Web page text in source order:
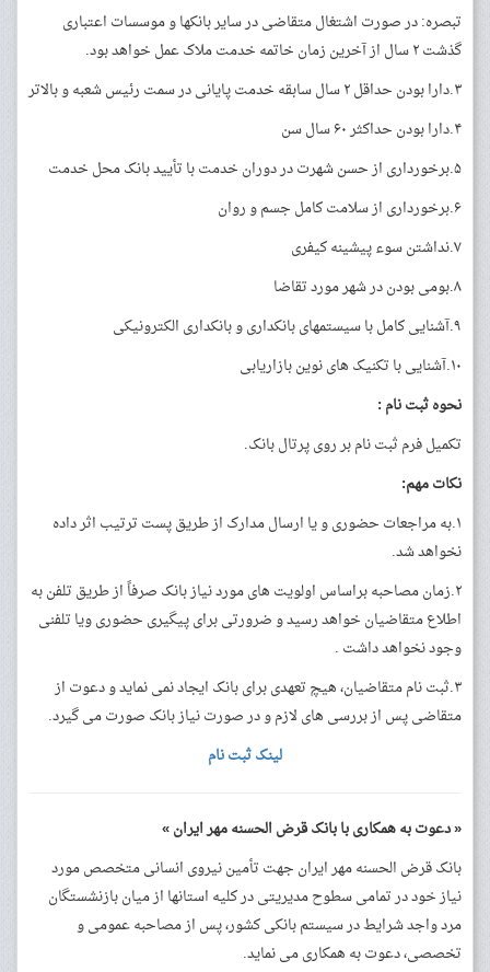
تبصره: در صورت اشتغال متقاضی در سایر بانکها و موسسات اعتباری
گذشت ۲ سال از آخرین زمان خاتمه خدمت ملاک عمل خواهد بود.
۳.دارا بودن حداقل ۲ سال سابقه خدمت پایانی در سمت رئیس شعبه و بالاتر
۴.دارا بودن حداکثر ۶۰ سال سن
۵.برخورداری از حسن شهرت در دوران خدمت با تأیید بانک محل خدمت
۶.برخورداری از سلامت کامل جسم و روان
۷.نداشتن سوء پیشینه کیفری
۸.بومی بودن در شهر مورد تقاضا
۹.آشنایی کامل با سیستمهای بانکداری و بانکداری الکترونیکی
۱۰.آشنایی با تکنیک های نوین بازاریابی
نحوه ثبت نام :
تکمیل فرم ثبت نام بر روی پرتال بانک.
نکات مهم:
۱.به مراجعات حضوری و یا ارسال مدارک از طریق پست ترتیب اثر داده
نخواهد شد.
۲.زمان مصاحبه براساس اولویت های مورد نیاز بانک صرفاً از طریق تلفن به
اطلاع متقاضیان خواهد رسید و ضرورتی برای پیگیری حضوری ویا تلفنی
وجود نخواهد داشت .
۳.ثبت نام متقاضیان، هیچ تعهدی برای بانک ایجاد نمی نماید و دعوت از
متقاضی پس از بررسی های لازم و در صورت نیاز بانک صورت می گیرد.
لینک ثبت نام
« دعوت به همکاری با بانک قرض الحسنه مهر ایران »
بانک قرض الحسنه مهر ایران جهت تأمین نیروی انسانی متخصص مورد
نیاز خود در تمامی سطوح مدیریتی در کلیه استانها از میان بازنشستگان
مرد واجد شرایط در سیستم بانکی کشور، پس از مصاحبه عمومی و
تخصصی، دعوت به همکاری می نماید.